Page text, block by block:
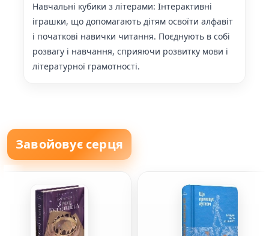
Навчальні кубики з літерами: Інтерактивні
іграшки, що допомагають дітям освоїти алфавіт
і початкові навички читання. Поєднують в собі
розвагу і навчання, сприяючи розвитку мови і
літературної грамотності.
Завойовує серця